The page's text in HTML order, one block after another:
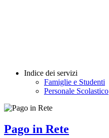
Indice dei servizi
Famiglie e Studenti
Personale Scolastico
Pago in Rete